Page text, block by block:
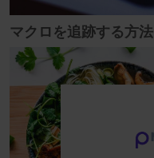
マクロを追跡する方法